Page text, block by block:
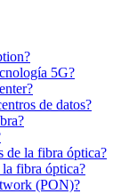
5G?
de datos?
de la fibra óptica?
fibra óptica?
(PON)?